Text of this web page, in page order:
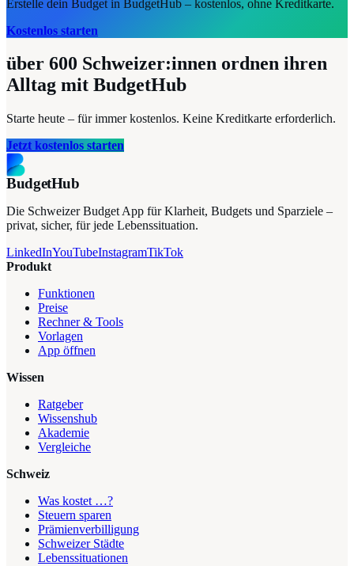
Erstelle dein Budget in BudgetHub – kostenlos, ohne Kreditkarte.
Kostenlos starten
über 600 Schweizer:innen ordnen ihren
Alltag mit BudgetHub
Starte heute – für immer kostenlos. Keine Kreditkarte erforderlich.
Jetzt kostenlos starten
BudgetHub
Die Schweizer Budget App für Klarheit, Budgets und Sparziele –
privat, sicher, für jede Lebenssituation.
LinkedInYouTubeInstagramTikTok
Produkt
Funktionen
Preise
Rechner & Tools
Vorlagen
App öffnen
Wissen
Ratgeber
Wissenshub
Akademie
Vergleiche
Schweiz
Was kostet …?
Steuern sparen
Prämienverbilligung
Schweizer Städte
Lebenssituationen